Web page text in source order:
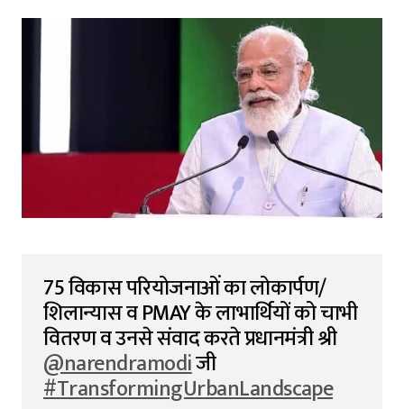
75 विकास परियोजनाओं का लोकार्पण/
शिलान्यास व PMAY के लाभार्थियों को चाभी
वितरण व उनसे संवाद करते प्रधानमंत्री श्री
@narendramodiजी
#TransformingUrbanLandscape